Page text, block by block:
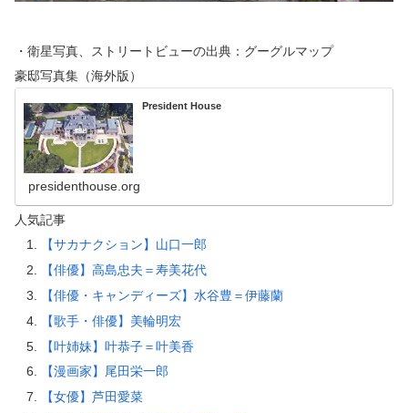
・衛星写真、ストリートビューの出典：グーグルマップ
豪邸写真集（海外版）
President House
presidenthouse.org
人気記事
【サカナクション】山口一郎
【俳優】高島忠夫＝寿美花代
【俳優・キャンディーズ】水谷豊＝伊藤蘭
【歌手・俳優】美輪明宏
【叶姉妹】叶恭子＝叶美香
【漫画家】尾田栄一郎
【女優】芦田愛菜